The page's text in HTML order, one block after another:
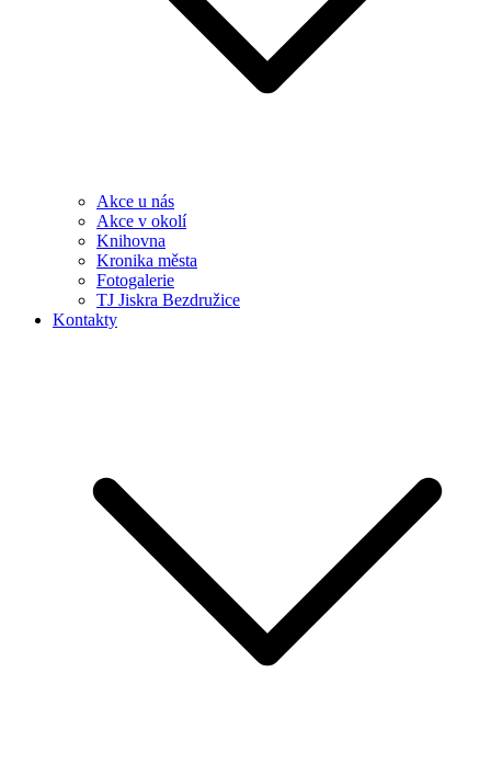
Akce u nás
Akce v okolí
Knihovna
Kronika města
Fotogalerie
TJ Jiskra Bezdružice
Kontakty